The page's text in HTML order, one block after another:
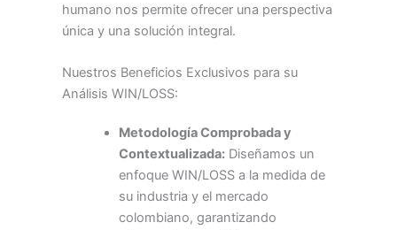
humano nos permite ofrecer una perspectiva
única y una solución integral.
Nuestros Beneficios Exclusivos para su
Análisis WIN/LOSS:
Metodología Comprobada y
Contextualizada:Diseñamos un
enfoque WIN/LOSS a la medida de
su industria y el mercado
colombiano, garantizando